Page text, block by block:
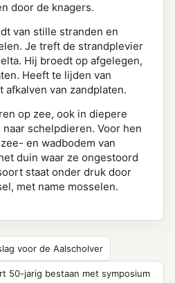
door de knagers.
van stille stranden en
Je treft de strandplevier
Hij broedt op afgelegen,
Heeft te lijden van
van zandplaten.
op zee, ook in diepere
schelpdieren. Voor hen
en wadbodem van
duin waar ze ongestoord
staat onder druk door
met name mosselen.
voor de Aalscholver
50-jarig bestaan met symposium